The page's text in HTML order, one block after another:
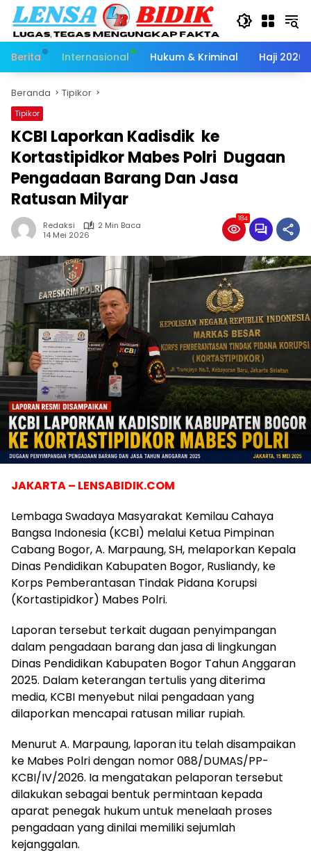
Langsung
konten
Berita
Internasional Hukum & Kriminal Haji 2026
Beranda Tipikor
Tipikor
KCBI Laporkan Kadisdik ke
Kortastipidkor Mabes Polri Dugaan
Pengadaan Barang Dan Jasa
Ratusan Milyar
Redaksi
2 Min Baca
14 Mei 2026
184
JAKARTA – LENSABIDIK.COM
Lembaga Swadaya Masyarakat Kemilau Cahaya
Bangsa Indonesia (KCBI) melalui Ketua Pimpinan
Cabang Bogor, A. Marpaung, SH, melaporkan Kepala
Dinas Pendidikan Kabupaten Bogor, Rusliandy, ke
Korps Pemberantasan Tindak Pidana Korupsi
(Kortastipidkor) Mabes Polri.
Laporan tersebut terkait dugaan penyimpangan
dalam pengadaan barang dan jasa di lingkungan
Dinas Pendidikan Kabupaten Bogor Tahun Anggaran
2025. Dalam keterangan tertulis yang diterima
media, KCBI menyebut nilai pengadaan yang
dilaporkan mencapai ratusan miliar rupiah.
Menurut A. Marpaung, laporan itu telah disampaikan
ke Mabes Polri dengan nomor 088/DUMAS/PP-
KCBI/IV/2026. Ia mengatakan pelaporan tersebut
dilakukan sebagai bentuk permintaan kepada
aparat penegak hukum untuk menelaah proses
pengadaan yang dinilai memiliki sejumlah
kejanggalan.